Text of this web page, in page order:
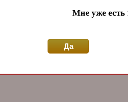
Хьюмидор Aficionado
Мне уже есть
Да